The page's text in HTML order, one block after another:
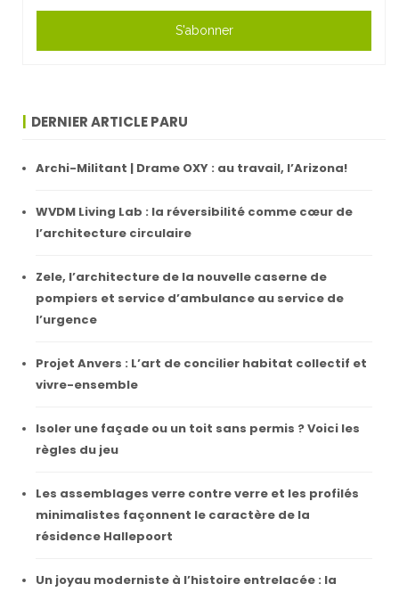
S'abonner
DERNIER ARTICLE PARU
Archi-Militant | Drame OXY : au travail, l’Arizona!
WVDM Living Lab : la réversibilité comme cœur de
l’architecture circulaire
Zele, l’architecture de la nouvelle caserne de
pompiers et service d’ambulance au service de
l’urgence
Projet Anvers : L’art de concilier habitat collectif et
vivre-ensemble
Isoler une façade ou un toit sans permis ? Voici les
règles du jeu
Les assemblages verre contre verre et les profilés
minimalistes façonnent le caractère de la
résidence Hallepoort
Un joyau moderniste à l’histoire entrelacée : la